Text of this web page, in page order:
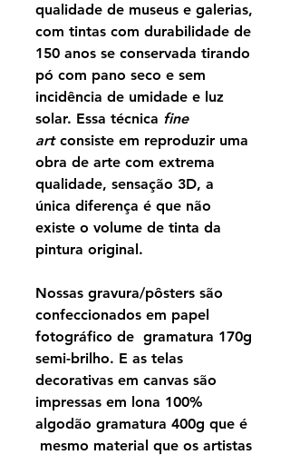
qualidade de museus e galerias,
com tintas com durabilidade de
150 anos se conservada tirando
pó com pano seco e sem
incidência de umidade e luz
solar. Essa técnica fine
artconsiste em reproduzir uma
obra de arte com extrema
qualidade, sensação 3D, a
única diferença é que não
existe o volume de tinta da
pintura original.
Nossas gravura/pôsters são
confeccionados em papel
fotográfico de gramatura 170g
semi-brilho. E as telas
decorativas em canvas são
impressas em lona 100%
algodão gramatura 400g que é
mesmo material que os artistas